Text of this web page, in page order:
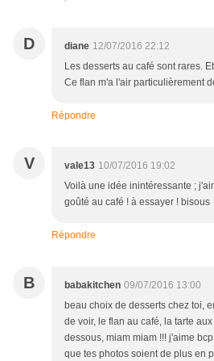
D diane 12/07/2016 22:12
Les desserts au café sont rares.
Ce flan m'a l'air particulièrement
Répondre
V vale13 10/07/2016 19:02
Voilà une idée inintéressante ;
goûté au café ! à essayer ! bisous
Répondre
B babakitchen 09/07/2016 13:00
beau choix de desserts chez toi,
de voir, le flan au café, la tarte
dessous, miam miam !!! j'aime
que tes photos soient de plus en